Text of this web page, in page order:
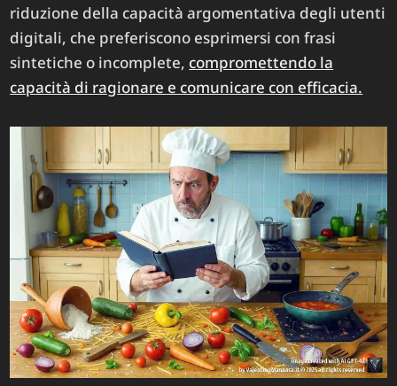
riduzione della capacità argomentativa degli utenti
digitali, che preferiscono esprimersi con frasi
sintetiche o incomplete, compromettendo la
capacità di ragionare e comunicare con efficacia.